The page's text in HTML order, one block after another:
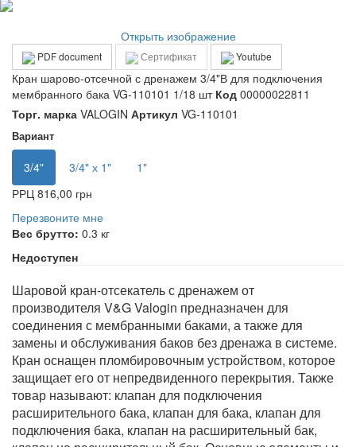
Открыть изображение
PDF document Сертификат Youtube
Кран шарово-отсечной с дренажем 3/4"В для подключения
мембранного бака VG-110101 1/18 шт Код 00000022811
Торг. марка VALOGIN Артикул VG-110101
Вариант
3/4" 3/4" х 1"
1"
РРЦ 816,00 грн
Перезвоните мне
Вес брутто: 0.3 кг
Недоступен
Шаровой кран-отсекатель с дренажем от
производителя V&G Valogin предназначен для
соединения с мембранными баками, а также для
замены и обслуживания баков без дренажа в системе.
Кран оснащен пломбировочным устройством, которое
защищает его от непредвиденного перекрытия. Также
товар называют: клапан для подключения
расширительного бака, клапан для бака, клапан для
подключения бака, клапан на расширительный бак,